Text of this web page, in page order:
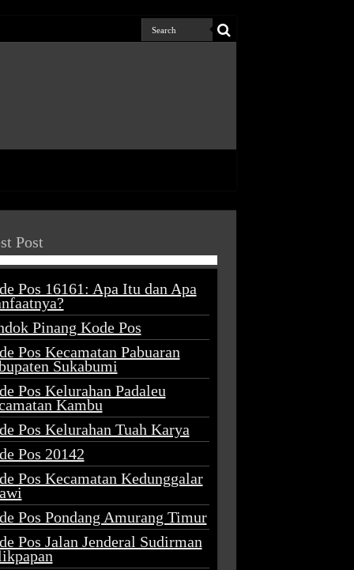
Post
Pos 16161: Apa Itu dan Apa
Pinang Kode Pos
Pos Kecamatan Pabuaran
Sukabumi
Pos Kelurahan Padaleu
Kambu
Pos Kelurahan Tuah Karya
Pos 20142
Pos Kecamatan Kedunggalar
Pos Pondang Amurang Timur
Pos Jalan Jenderal Sudirman